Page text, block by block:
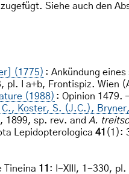
Siehe auch den
(1775) : Ankündung
pl. I a+b, Frontispiz.
(1988) : Opinion 1479.
Koster, S. (J.C.),
1899, sp. rev. and A.
Lepidopterologica 41 (1):
Tineina 11 : I-XIII, 1-330, pl.